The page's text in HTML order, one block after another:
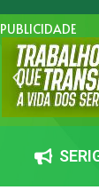
PUBLICIDADE